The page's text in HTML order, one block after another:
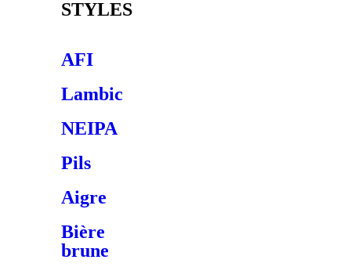
STYLES
AFI
Lambic
NEIPA
Pils
Aigre
Bière
brune